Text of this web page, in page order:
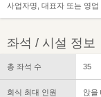
사업자명, 대표자 또는 영
좌석 / 시설 정보
총 좌석 수 35
회식 최대 인원 앉을